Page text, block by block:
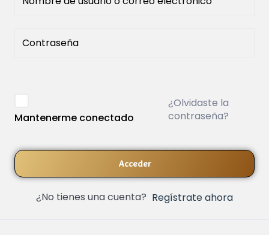
Mantenerme conectado
¿Olvidaste la
contraseña?
Acceder
¿No tienes una cuenta? Regístrate ahora